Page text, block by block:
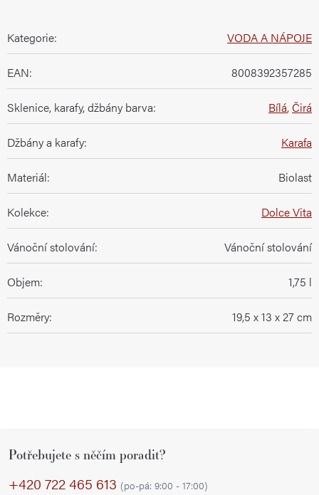
Kategorie: VODA A NÁPOJE
EAN: 8008392357285
Sklenice, karafy, džbány barva: Bílá,Čirá
Džbány a karafy: Karafa
Materiál: Biolast
Kolekce: Dolce Vita
Vánoční stolování: Vánoční stolování
Objem: 1,75 l
Rozměry: 19,5 x 13 x 27 cm
Potřebujete s něčím poradit?
+420 722 465 613 (po-pá: 9:00 - 17:00)